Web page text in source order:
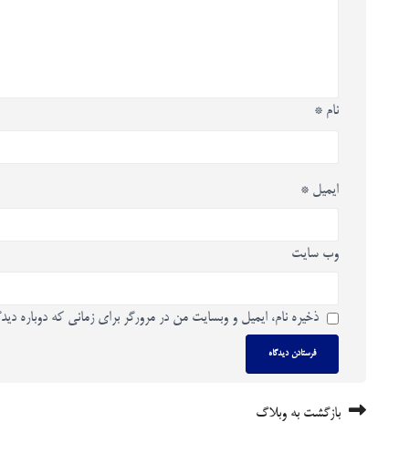
نام *
ایمیل *
وب‌ سایت
ذخیره نام، ایمیل و وبسایت من در مرورگر برای زمانی که دوباره
بازگشت به وبلاگ